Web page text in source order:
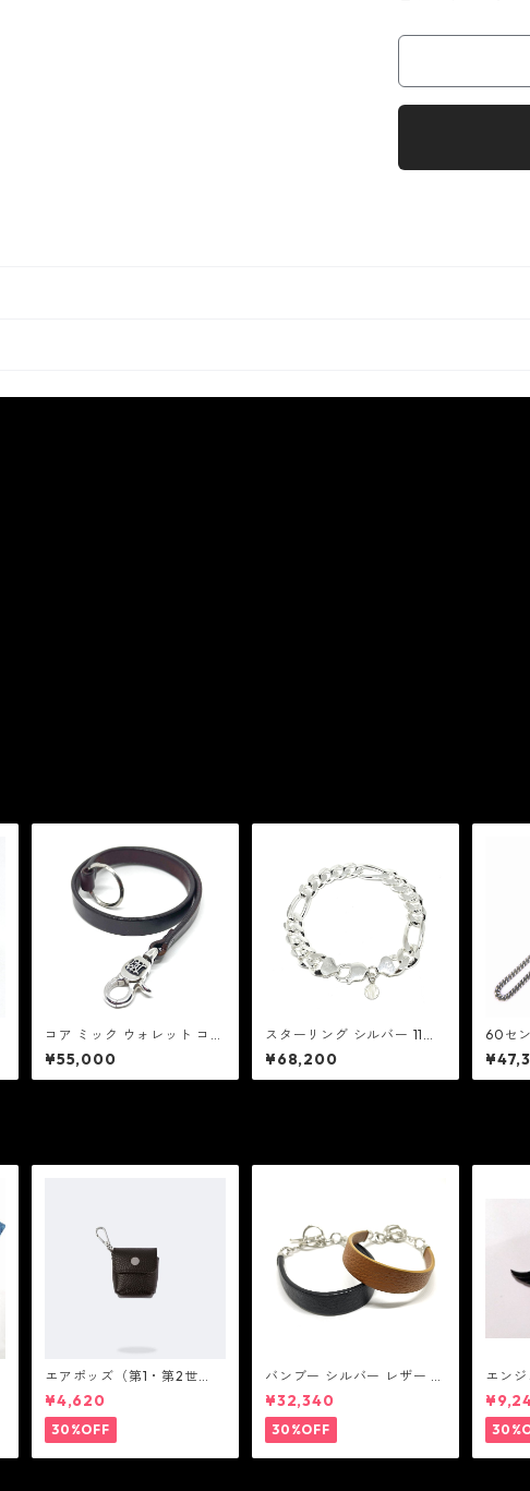
コア ミック ウォレット コー
ド チョコレート カウハイ
ド：Coat of Arms コート
オブ アームス
¥55,000
スターリング シルバー 11m
m フィガロ チェーン ブレス
レット：MIC ミック
¥68,200
60セ
バー
ック
エアポッズ（第1・第2世
代）ポーチ：BANDOLIER
バンドリヤー
¥4,620
30%OFF
バンブー シルバー レザー リ
ンク ステーション ブレスレ
ット：JOHN HARDY ジョン
ハーディー
¥32,340
30%OFF
エンジ
ィアム
コー
ド付